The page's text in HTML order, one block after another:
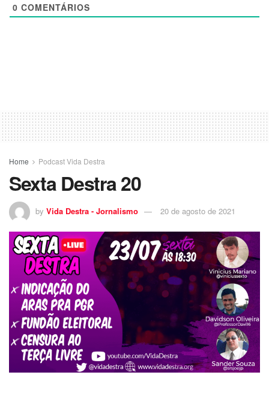
0 COMENTÁRIOS
Home Podcast Vida Destra
Sexta Destra 20
by Vida Destra - Jornalismo 20 de agosto de 2021